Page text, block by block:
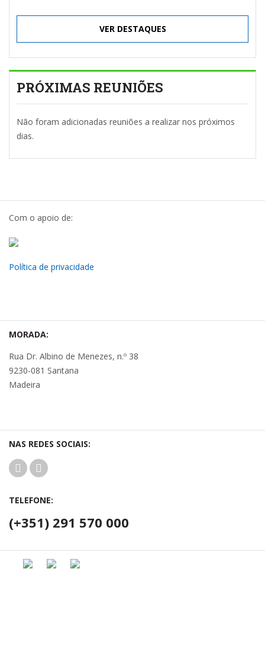
VER DESTAQUES
PRÓXIMAS REUNIÕES
Não foram adicionadas reuniões a realizar nos próximos
dias.
Com o apoio de:
Política de privacidade
MORADA:
Rua Dr. Albino de Menezes, n.º 38
9230-081 Santana
Madeira
NAS REDES SOCIAIS:
TELEFONE:
(+351) 291 570 000